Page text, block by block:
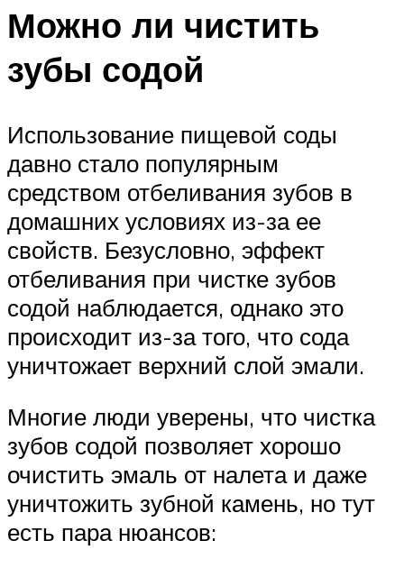
Можно ли чистить
зубы содой
Использование пищевой соды
давно стало популярным
средством отбеливания зубов в
домашних условиях из-за ее
свойств. Безусловно, эффект
отбеливания при чистке зубов
содой наблюдается, однако это
происходит из-за того, что сода
уничтожает верхний слой эмали.
Многие люди уверены, что чистка
зубов содой позволяет хорошо
очистить эмаль от налета и даже
уничтожить зубной камень, но тут
есть пара нюансов: